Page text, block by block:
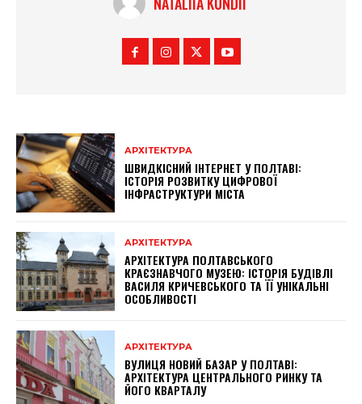
АРХІТЕКТУРА
ШВИДКІСНИЙ ІНТЕРНЕТ У ПОЛТАВІ:
ІСТОРІЯ РОЗВИТКУ ЦИФРОВОЇ
ІНФРАСТРУКТУРИ МІСТА
АРХІТЕКТУРА
АРХІТЕКТУРА ПОЛТАВСЬКОГО
КРАЄЗНАВЧОГО МУЗЕЮ: ІСТОРІЯ БУДІВЛІ
ВАСИЛЯ КРИЧЕВСЬКОГО ТА ЇЇ УНІКАЛЬНІ
ОСОБЛИВОСТІ
АРХІТЕКТУРА
ВУЛИЦЯ НОВИЙ БАЗАР У ПОЛТАВІ:
АРХІТЕКТУРА ЦЕНТРАЛЬНОГО РИНКУ ТА
ЙОГО КВАРТАЛУ